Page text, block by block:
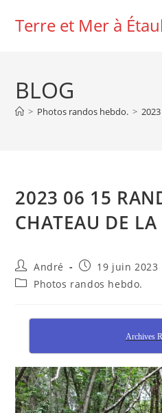
Terre et Mer à
BLOG
> Photos randos hebdo. >
2023 06 15
CHATEAU DE
Auteur/autrice
de
la
André
Publication
publiée :
19 juin 2023
PostPhotos randos hebdo.
Archives